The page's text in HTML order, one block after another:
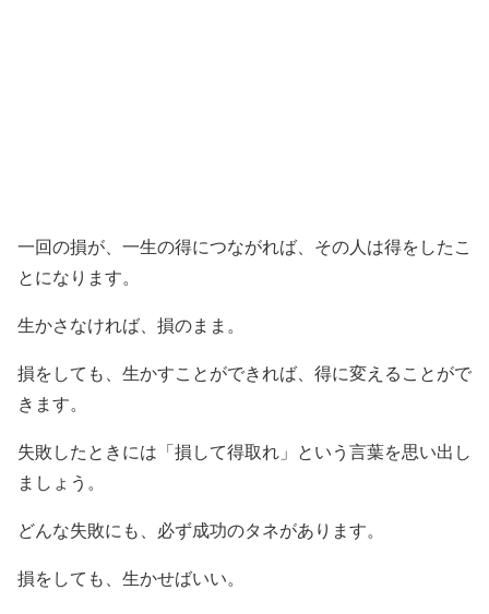
一回の損が、一生の得につながれば、その人は得をしたこ
とになります。
生かさなければ、損のまま。
損をしても、生かすことができれば、得に変えることがで
きます。
失敗したときには「損して得取れ」という言葉を思い出し
ましょう。
どんな失敗にも、必ず成功のタネがあります。
損をしても、生かせばいい。